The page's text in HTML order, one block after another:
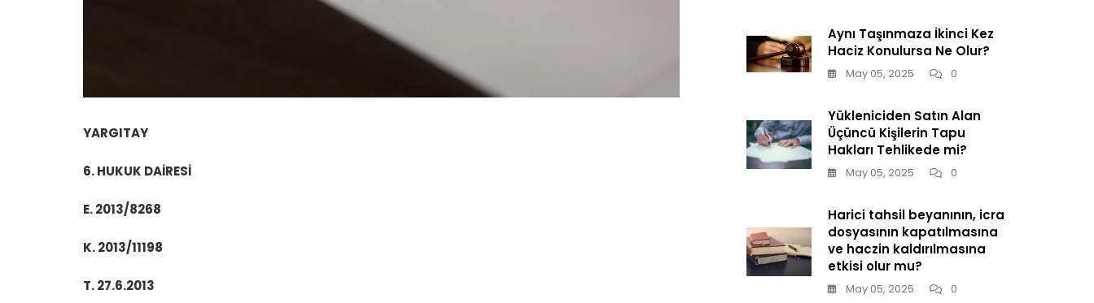
YARGITAY
6. HUKUK DAİRESİ
E. 2013/8268
K. 2013/11198
T. 27.6.2013
Aynı Taşınmaza İkinci Kez
Haciz Konulursa Ne Olur?
May 05, 2025 0
Yükleniciden Satın Alan
Üçüncü Kişilerin Tapu
Hakları Tehlikede mi?
May 05, 2025 0
Harici tahsil beyanının, icra
dosyasının kapatılmasına
ve haczin kaldırılmasına
etkisi olur mu?
May 05, 2025 0